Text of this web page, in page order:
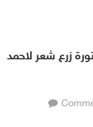
زرع شعر لاحمد